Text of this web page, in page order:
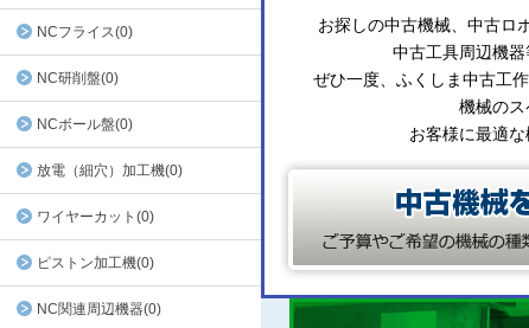
NCフライス(0)
NC研削盤(0)
NCボール盤(0)
放電（細穴）加工機(0)
ワイヤーカット(0)
ピストン加工機(0)
NC関連周辺機器(0)
お探しの中古機械、中古ロ
中古工具周辺機
ぜひ一度、ふくしま中古工
機械の
お客様に最適な